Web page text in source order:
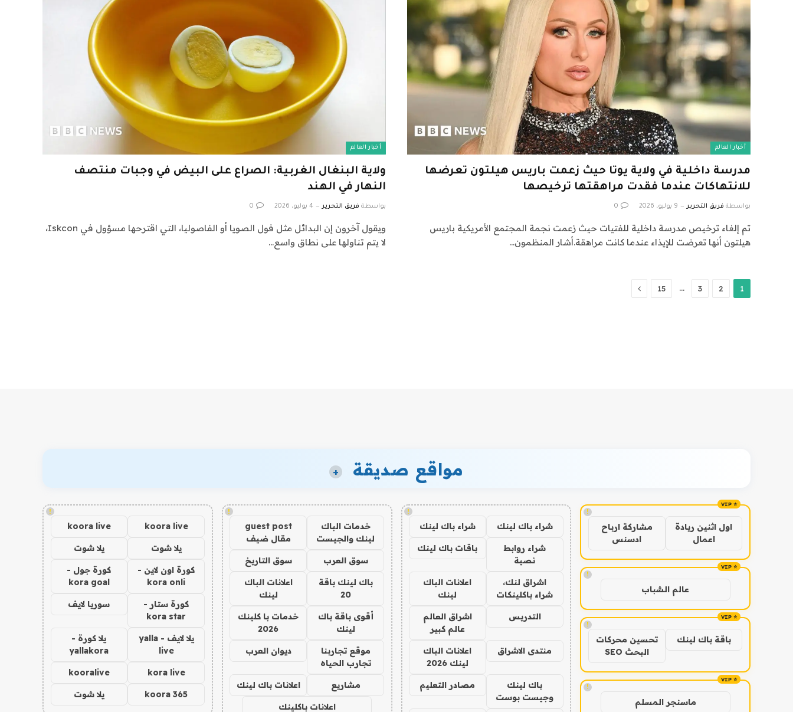
أخبار العالم
مدرسة داخلية في ولاية يوتا حيث زعمت باريس هيلتون تعرضها
للانتهاكات عندما فقدت مراهقتها ترخيصها
بواسطة فريق التحرير 9 يوليو، 2026 0
تم إلغاء ترخيص مدرسة داخلية للفتيات حيث زعمت نجمة المجتمع الأمريكية باريس
هيلتون أنها تعرضت للإيذاء عندما كانت مراهقة.أشار المنظمون…
أخبار العالم
ولاية البنغال الغربية: الصراع على البيض في وجبات منتصف
النهار في الهند
بواسطة فريق التحرير 4 يوليو، 2026 0
ويقول آخرون إن البدائل مثل فول الصويا أو الفاصوليا، التي اقترحها مسؤول في Iskcon،
لا يتم تناولها على نطاق واسع…
1
2
3
…
15 التالي
مواقع صديقة +
!
اول اثنين ريادة
اعمال
مشاركة ارباح
ادسنس
!
عالم الشباب
!
باقة باك لينك
تحسين محركات
البحث SEO
!
ماسنجر المسلم
!
شراء باك لينك شراء باك لينك
شراء روابط
نصية
باقات باك لينك
اشراق لنك،
شراء باكلينكات
اعلانات الباك
لينك
التدريس
اشراق العالم
عالم كبير
منتدى الاشراق
اعلانات الباك
لينك 2026
باك لينك
وجيست بوست
مصادر التعليم
!
خدمات الباك
لينك والجيست
guest post
مقال ضيف
سوق العرب سوق التاريخ
باك لينك باقة
20
اعلانات الباك
لينك
أقوى باقة باك
لينك
خدمات با كلينك
2026
موقع تجاربنا
تجارب الحياه
ديوان العرب
مشاريع اعلانات باك لينك
اعلانات باكلينك
!
koora live
koora live
يلا شوت يلا شوت
كورة اون لاين -
kora onli
كورة جول -
kora goal
كورة ستار -
kora star
سوريا لايف
يلا لايف - yalla
live
يلا كورة -
yallakora
kora live
kooralive
koora 365 يلا شوت